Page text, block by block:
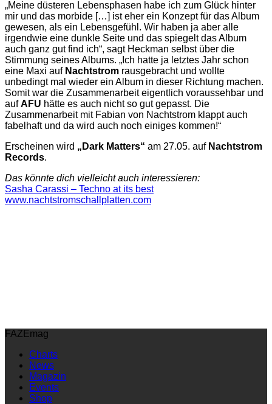
„Meine düsteren Lebensphasen habe ich zum Glück hinter
mir und das morbide […] ist eher ein Konzept für das Album
gewesen, als ein Lebensgefühl. Wir haben ja aber alle
irgendwie eine dunkle Seite und das spiegelt das Album
auch ganz gut find ich“, sagt Heckman selbst über die
Stimmung seines Albums. „Ich hatte ja letztes Jahr schon
eine Maxi auf Nachtstrom rausgebracht und wollte
unbedingt mal wieder ein Album in dieser Richtung machen.
Somit war die Zusammenarbeit eigentlich voraussehbar und
aufAFU hätte es auch nicht so gut gepasst. Die
Zusammenarbeit mit Fabian von Nachtstrom klappt auch
fabelhaft und da wird auch noch einiges kommen!“
Erscheinen wird „Dark Matters“ am 27.05. auf Nachtstrom
Records.
Das könnte dich vielleicht auch interessieren:
Sasha Carassi – Techno at its best
www.nachtstromschallplatten.com
FAZEmag
Charts
News
Magazin
Events
Shop